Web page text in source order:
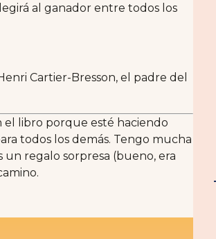
al ganador entre todos los
Cartier-Bresson, el padre del
el libro porque esté haciendo
todos los demás. Tengo mucha
un regalo sorpresa (bueno, era